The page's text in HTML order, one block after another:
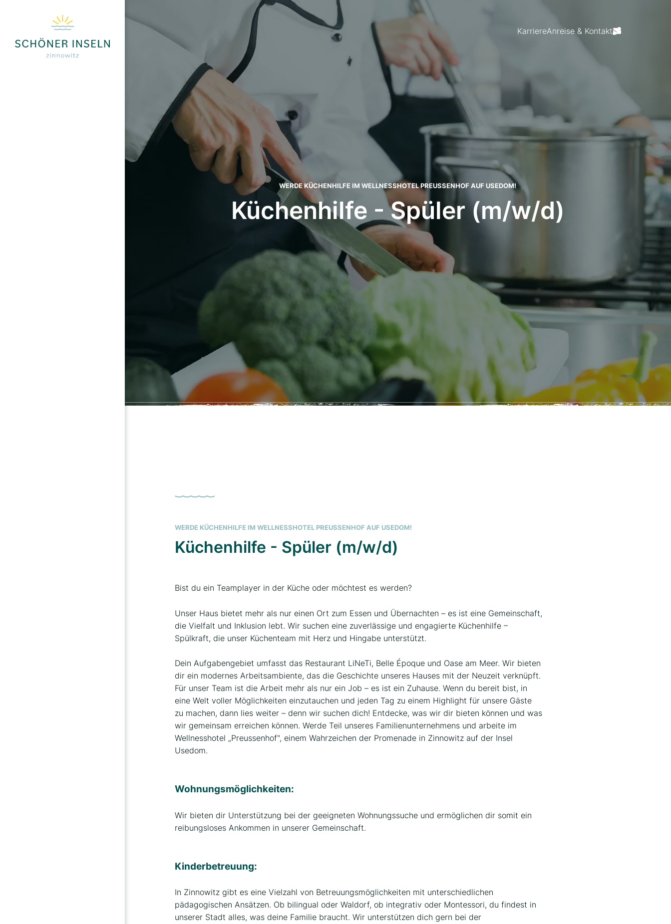
KarriereAnreise & Kontakt
WERDE KÜCHENHILFE IM WELLNESSHOTEL PREUSSENHOF AUF USEDOM!
Küchenhilfe - Spüler (m/w/d)
WERDE KÜCHENHILFE IM WELLNESSHOTEL PREUSSENHOF AUF USEDOM!
Küchenhilfe - Spüler (m/w/d)
Bist du ein Teamplayer in der Küche oder möchtest es werden?
Unser Haus bietet mehr als nur einen Ort zum Essen und Übernachten – es ist eine Gemeinschaft,
die Vielfalt und Inklusion lebt. Wir suchen eine zuverlässige und engagierte Küchenhilfe –
Spülkraft, die unser Küchenteam mit Herz und Hingabe unterstützt.
Dein Aufgabengebiet umfasst das Restaurant LiNeTi, Belle Époque und Oase am Meer. Wir bieten
dir ein modernes Arbeitsambiente, das die Geschichte unseres Hauses mit der Neuzeit verknüpft.
Für unser Team ist die Arbeit mehr als nur ein Job – es ist ein Zuhause. Wenn du bereit bist, in
eine Welt voller Möglichkeiten einzutauchen und jeden Tag zu einem Highlight für unsere Gäste
zu machen, dann lies weiter – denn wir suchen dich! Entdecke, was wir dir bieten können und was
wir gemeinsam erreichen können. Werde Teil unseres Familienunternehmens und arbeite im
Wellnesshotel „Preussenhof", einem Wahrzeichen der Promenade in Zinnowitz auf der Insel
Usedom.
Wohnungsmöglichkeiten:
Wir bieten dir Unterstützung bei der geeigneten Wohnungssuche und ermöglichen dir somit ein
reibungsloses Ankommen in unserer Gemeinschaft.
Kinderbetreuung:
In Zinnowitz gibt es eine Vielzahl von Betreuungsmöglichkeiten mit unterschiedlichen
pädagogischen Ansätzen. Ob bilingual oder Waldorf, ob integrativ oder Montessori, du findest in
unserer Stadt alles, was deine Familie braucht. Wir unterstützen dich gern bei der